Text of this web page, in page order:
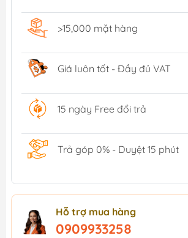
>15,000 mặt hàng
Giá luôn tốt - Đầy đủ VAT
15 ngày Free đổi trả
Trả góp 0% - Duyệt 15 phút
Hỗ trợ mua hàng
0909933258